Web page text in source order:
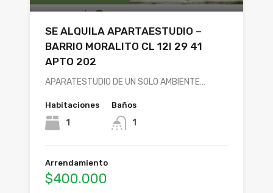
SE ALQUILA APARTAESTUDIO –
BARRIO MORALITO CL 12I 29 41
APTO 202
APARATESTUDIO DE UN SOLO AMBIENTE…
Habitaciones
1
Baños
1
Arrendamiento
$400.000